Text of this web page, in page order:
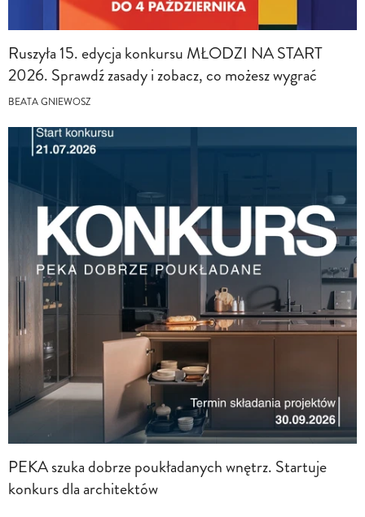
Ruszyła 15. edycja konkursu MŁODZI NA START
2026. Sprawdź zasady i zobacz, co możesz wygrać
BEATA GNIEWOSZ
PEKA szuka dobrze poukładanych wnętrz. Startuje
konkurs dla architektów